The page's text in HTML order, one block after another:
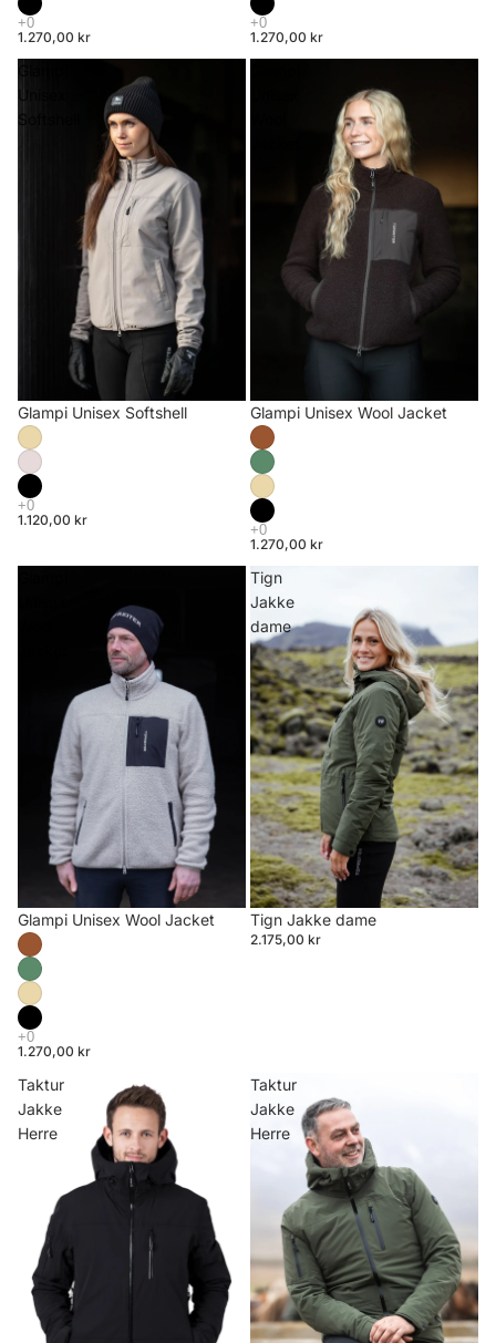
1.270,00 kr 1.270,00 kr
Glampi
Softshell
Glampi Unisex Softshell
1.120,00 kr
Glampi Unisex Wool Jacket
1.270,00 kr
Glampi Unisex Wool Jacket
1.270,00 kr
Tign
Jakke
dame
Tign Jakke dame
2.175,00 kr
Taktur
Jakke
Herre
Taktur
Jakke
Herre